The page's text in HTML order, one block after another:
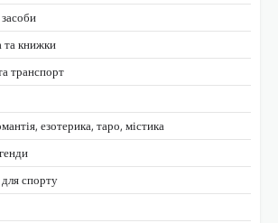
та книжки
транспорт
езотерика, таро, містика
спорту